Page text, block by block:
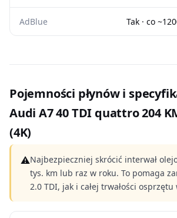
AdBlue Tak · co
Pojemności płynów i
Audi A7 40 TDI quattro 204
(4K)
⚠Najbezpieczniej skrócić interwał
tys. km lub raz w roku. To pomaga
2.0 TDI, jak i całej trwałości